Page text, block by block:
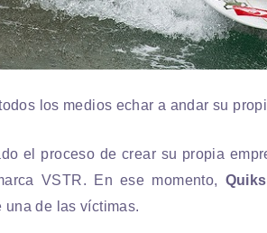
los medios echar a andar su
el proceso de crear su propia
VSTR. En ese momento,
una de las víctimas.